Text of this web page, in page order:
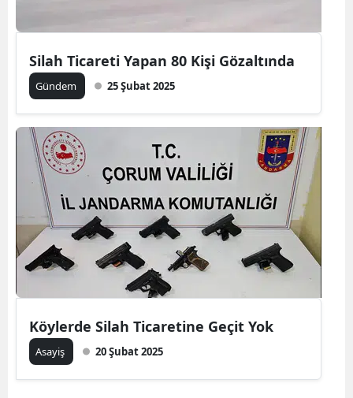
Gaziantep
Hakkari
Mersin
Kastamonu
Silah Ticareti Yapan 80 Kişi Gözaltında
Gündem 25 Şubat 2025
Köylerde Silah Ticaretine Geçit Yok
Asayiş 20 Şubat 2025